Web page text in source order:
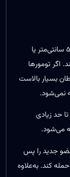
کاندیدهای پیوند کبد نباید یک تومور بزرگ‌تر از ۵ سانتی‌متر یا
باشند. اگر تومورها
بسیار بالاست
نمی‌شود.
حد زیادی
می‌شود.
جدید را پس‌
کند. به‌علاوه